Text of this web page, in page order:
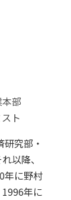
部
ト
究部・
以降、
年に野村
年に